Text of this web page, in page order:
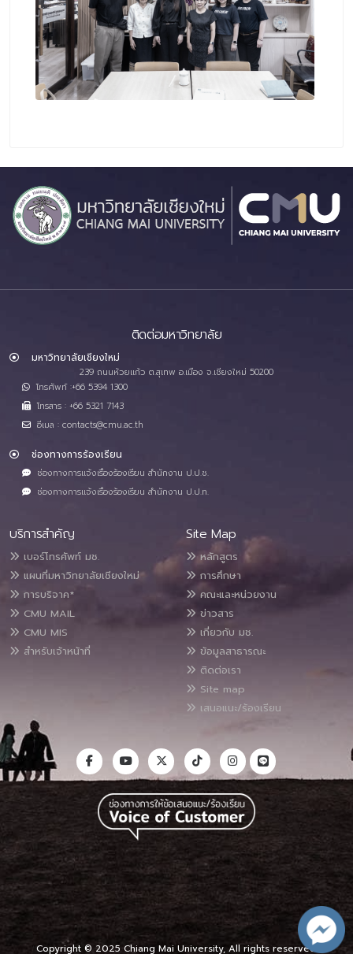
ติดต่อมหาวิทยาลัย
มหาวิทยาลัยเชียงใหม่
239 ถนนห้วยแก้ว ต.สุเทพ อ.เมือง จ.เชียงใหม่ 50200
โทรศัพท์ :+66 5394 1300
โทรสาร : +66 5321 7143
อีเมล : contacts@cmu.ac.th
ช่องทางการร้องเรียน
ช่องทางการแจ้งเรื่องร้องเรียน สำนักงาน ป.ป.ช.
ช่องทางการแจ้งเรื่องร้องเรียน สำนักงาน ป.ป.ท.
บริการสำคัญ
เบอร์โทรศัพท์ มช.
แผนที่มหาวิทยาลัยเชียงใหม่
การบริจาค*
CMU MAIL
CMU MIS
สำหรับเจ้าหน้าที่
Site Map
หลักสูตร
การศึกษา
คณะและหน่วยงาน
ข่าวสาร
เกี่ยวกับ มช.
ข้อมูลสาธารณะ
ติดต่อเรา
Site map
เสนอแนะ/ร้องเรียน
Copyright © 2025 Chiang Mai University, All rights reserved.